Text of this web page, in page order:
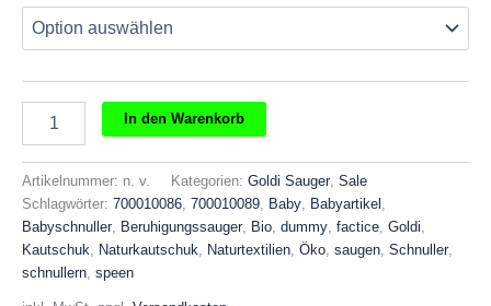
Beruhigungsschnuller
oval
Menge
In den Warenkorb
Artikelnummer: n. v. Kategorien: Goldi Sauger, Sale
Schlagwörter: 700010086, 700010089, Baby, Babyartikel ,
Babyschnuller, Beruhigungssauger, Bio, dummy, factice, Goldi,
Kautschuk, Naturkautschuk, Naturtextilien, Öko, saugen, Schnuller,
schnullern, speen